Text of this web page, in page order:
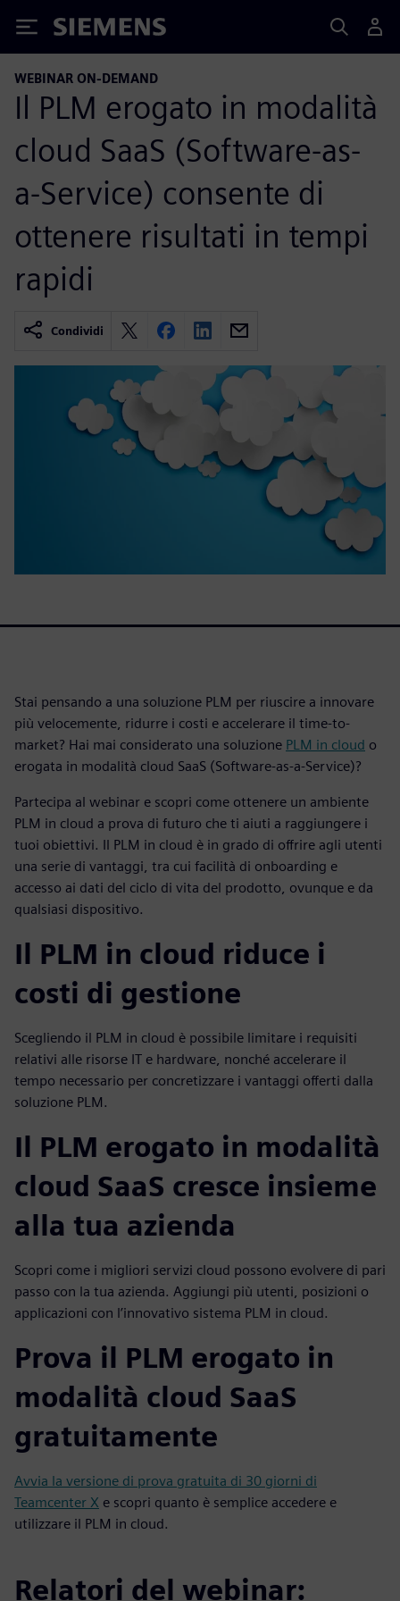
Siemens
WEBINAR ON-DEMAND
Il PLM erogato in modalità
cloud SaaS (Software-as-
a-Service) consente di
ottenere risultati in tempi
rapidi
Condividi
Stai pensando a una soluzione PLM per riuscire a innovare
più velocemente, ridurre i costi e accelerare il time-to-
market? Hai mai considerato una soluzione PLM in cloud o
erogata in modalità cloud SaaS (Software-as-a-Service)?
Partecipa al webinar e scopri come ottenere un ambiente
PLM in cloud a prova di futuro che ti aiuti a raggiungere i
tuoi obiettivi. Il PLM in cloud è in grado di offrire agli utenti
una serie di vantaggi, tra cui facilità di onboarding e
accesso ai dati del ciclo di vita del prodotto, ovunque e da
qualsiasi dispositivo.
Il PLM in cloud riduce i
costi di gestione
Scegliendo il PLM in cloud è possibile limitare i requisiti
relativi alle risorse IT e hardware, nonché accelerare il
tempo necessario per concretizzare i vantaggi offerti dalla
soluzione PLM.
Il PLM erogato in modalità
cloud SaaS cresce insieme
alla tua azienda
Scopri come i migliori servizi cloud possono evolvere di pari
passo con la tua azienda. Aggiungi più utenti, posizioni o
applicazioni con l’innovativo sistema PLM in cloud.
Prova il PLM erogato in
modalità cloud SaaS
gratuitamente
Avvia la versione di prova gratuita di 30 giorni di
Teamcenter X e scopri quanto è semplice accedere e
utilizzare il PLM in cloud.
Relatori del webinar: